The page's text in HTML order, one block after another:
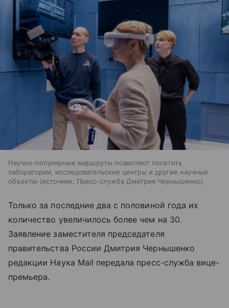
Научно-популярные маршруты позволяют посетить
лаборатории, исследовательские центры и другие научные
объекты
источник: Пресс-служба Дмитрия Чернышенко
Только за последние два с половиной года их
количество увеличилось более чем на 30.
Заявление заместителя председателя
правительства России Дмитрия Чернышенко
редакции Наука Mail передала пресс-служба вице-
премьера.